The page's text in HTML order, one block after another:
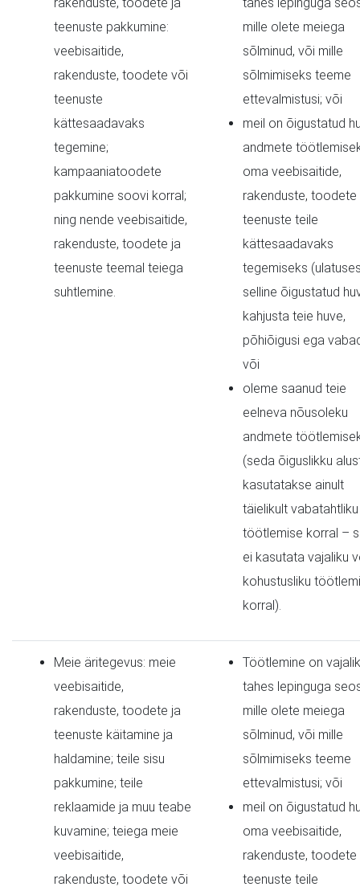
teenuste pakkumine:
veebisaitide,
rakenduste, toodete või
teenuste
kättesaadavaks
tegemine;
kampaaniatoodete
pakkumine soovi korral;
ning nende veebisaitide,
rakenduste, toodete ja
teenuste teemal teiega
suhtlemine.
mille olete meiega
sõlminud, või mille
sõlmimiseks teeme
ettevalmistusi; või
meil on õigustatud
andmete
oma veebisaitide,
rakenduste, toodete
teenuste teile
kättesaadavaks
tegemiseks
selline õigustatud
kahjusta teie huve,
põhiõigusi ega
või
oleme saanud teie
eelneva nõusoleku
andmete
(seda õiguslikku
kasutatakse ainult
täielikult vabatahtliku
töötlemise korral –
ei kasutata vajaliku
kohustusliku
korral).
Meie äritegevus: meie
veebisaitide,
rakenduste, toodete ja
teenuste käitamine ja
haldamine; teile sisu
pakkumine; teile
reklaamide ja muu teabe
kuvamine; teiega meie
veebisaitide,
rakenduste, toodete või
Töötlemine on
tahes lepinguga
mille olete meiega
sõlminud, või mille
sõlmimiseks teeme
ettevalmistusi; või
meil on õigustatud
oma veebisaitide,
rakenduste, toodete
teenuste teile